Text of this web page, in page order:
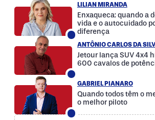
LILIAN MIRANDA
Enxaqueca: quando a
vida e o autocuidado
diferença
ANTÔNIO CARLOS DA
Jetour lança SUV 4x4
600 cavalos de
GABRIEL PIANARO
Quando todos têm o
o melhor piloto